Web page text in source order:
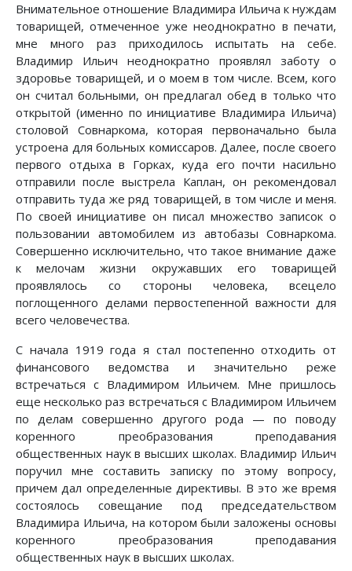
Внимательное отношение Владимира Ильича к нуждам
товарищей, отмеченное уже неоднократно в печати,
мне много раз приходилось испытать на себе.
Владимир Ильич неоднократно проявлял заботу о
здоровье товарищей, и о моем в том числе. Всем, кого
он считал больными, он предлагал обед в только что
открытой (именно по инициативе Владимира Ильича)
столовой Совнаркома, которая первоначально была
устроена для больных комиссаров. Далее, после своего
первого отдыха в Горках, куда его почти насильно
отправили после выстрела Каплан, он рекомендовал
отправить туда же ряд товарищей, в том числе и меня.
По своей инициативе он писал множество записок о
пользовании автомобилем из автобазы Совнаркома.
Совершенно исключительно, что такое внимание даже
к мелочам жизни окружавших его товарищей
проявлялось со стороны человека, всецело
поглощенного делами первостепенной важности для
всего человечества.
С начала 1919 года я стал постепенно отходить от
финансового ведомства и значительно реже
встречаться с Владимиром Ильичем. Мне пришлось
еще несколько раз встречаться с Владимиром Ильичем
по делам совершенно другого рода — по поводу
коренного преобразования преподавания
общественных наук в высших школах. Владимир Ильич
поручил мне составить записку по этому вопросу,
причем дал определенные директивы. В это же время
состоялось совещание под председательством
Владимира Ильича, на котором были заложены основы
коренного преобразования преподавания
общественных наук в высших школах.